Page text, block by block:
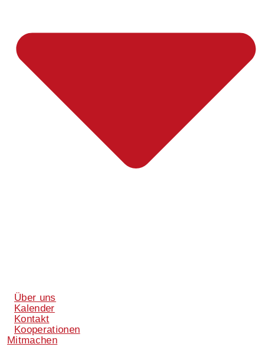
Über uns
Kalender
Kontakt
Kooperationen
Mitmachen